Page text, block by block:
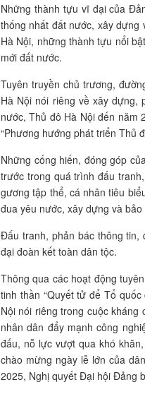
Những thành tựu vĩ đại của
thống nhất đất nước, xây dựng
Hà Nội, những thành tựu nổi
mới đất nước.
Tuyên truyền chủ trương,
Hà Nội nói riêng về xây dựng,
nước, Thủ đô Hà Nội đến năm
“Phương hướng phát triển Thủ
Những cống hiến, đóng góp
trước trong quá trình đấu
gương tập thể, cá nhân tiêu
đua yêu nước, xây dựng và bảo
Đấu tranh, phản bác thông tin,
đại đoàn kết toàn dân tộc.
Thông qua các hoạt động
tinh thần “Quyết tử để Tổ
Nội nói riêng trong cuộc
nhân dân đẩy mạnh công
đấu, nỗ lực vượt qua khó
chào mừng ngày lễ lớn của
2025, Nghị quyết Đại hội Đảng